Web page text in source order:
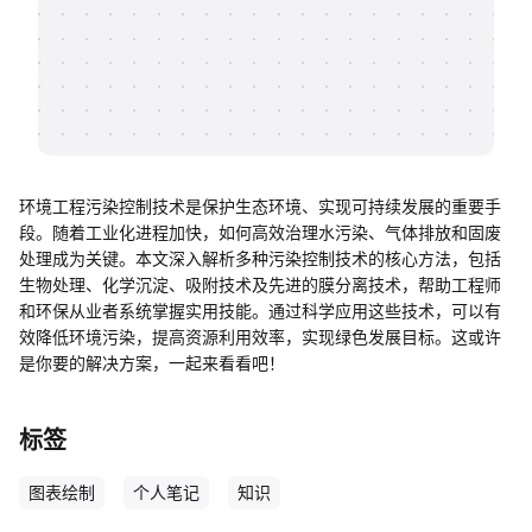
环境工程污染控制技术是保护生态环境、实现可持续发展的重要手
段。随着工业化进程加快，如何高效治理水污染、气体排放和固废
处理成为关键。本文深入解析多种污染控制技术的核心方法，包括
生物处理、化学沉淀、吸附技术及先进的膜分离技术，帮助工程师
和环保从业者系统掌握实用技能。通过科学应用这些技术，可以有
效降低环境污染，提高资源利用效率，实现绿色发展目标。这或许
是你要的解决方案，一起来看看吧！
标签
图表绘制 个人笔记 知识